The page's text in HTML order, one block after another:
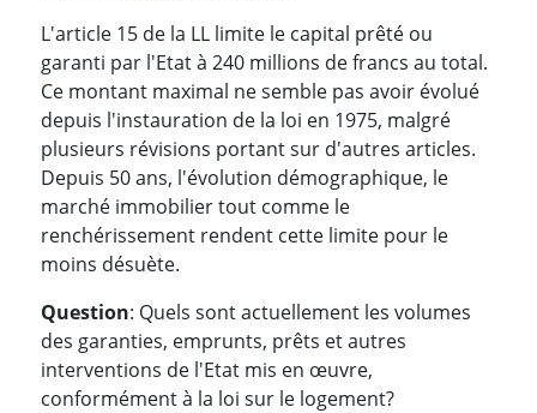
L'article 15 de la LL limite le capital prêté ou
garanti par l'Etat à 240 millions de francs au total.
Ce montant maximal ne semble pas avoir évolué
depuis l'instauration de la loi en 1975, malgré
plusieurs révisions portant sur d'autres articles.
Depuis 50 ans, l'évolution démographique, le
marché immobilier tout comme le
renchérissement rendent cette limite pour le
moins désuète.
Question: Quels sont actuellement les volumes
des garanties, emprunts, prêts et autres
interventions de l'Etat mis en œuvre,
conformément à la loi sur le logement?